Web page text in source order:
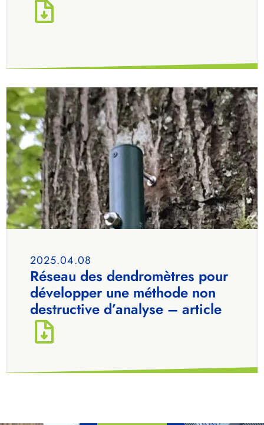
2025.04.08
Réseau des dendromètres pour
développer une méthode non
destructive d’analyse – article